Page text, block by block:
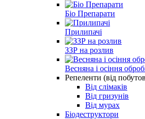
Біо Препарати
Прилипачі
ЗЗР на розлив
Весняна і осіння
Репеленти (від
Від слімаків
Від гризунів
Від мурах
Біодеструктори